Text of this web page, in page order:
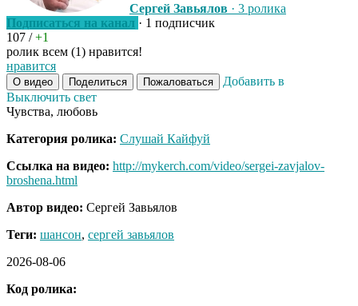
Сергей Завьялов · 3 ролика
Подписаться на канал · 1 подписчик
107 /+1
ролик всем (1) нравится!
нравится
О видео Поделиться Пожаловаться
Добавить в
Выключить свет
Чувства, любовь
Категория ролика: Слушай Кайфуй
Ссылка на видео: http://mykerch.com/video/sergei-zavjalov-
broshena.html
Автор видео: Сергей Завьялов
Теги: шансон, сергей завьялов
2026-08-06
Код ролика: